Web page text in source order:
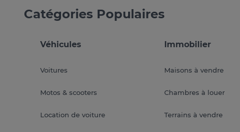
Catégories Populaires
Véhicules
Voitures
Motos & scooters
Location de voiture
Immobilier
Maisons à vendre
Chambres à louer
Terrains à vendre